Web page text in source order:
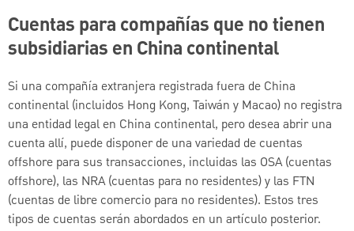
Cuentas para compañías que no tienen
subsidiarias en China continental
Si una compañía extranjera registrada fuera de China
continental (incluidos Hong Kong, Taiwán y Macao) no registra
una entidad legal en China continental, pero desea abrir una
cuenta allí, puede disponer de una variedad de cuentas
offshore para sus transacciones, incluidas las OSA (cuentas
offshore), las NRA (cuentas para no residentes) y las FTN
(cuentas de libre comercio para no residentes). Estos tres
tipos de cuentas serán abordados en un artículo posterior.